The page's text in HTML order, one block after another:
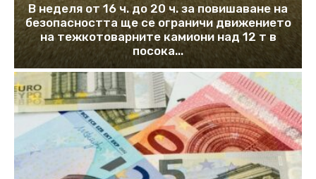
В неделя от 16 ч. до 20 ч. за повишаване на
безопасността ще се ограничи движението
на тежкотоварните камиони над 12 т в
посока...